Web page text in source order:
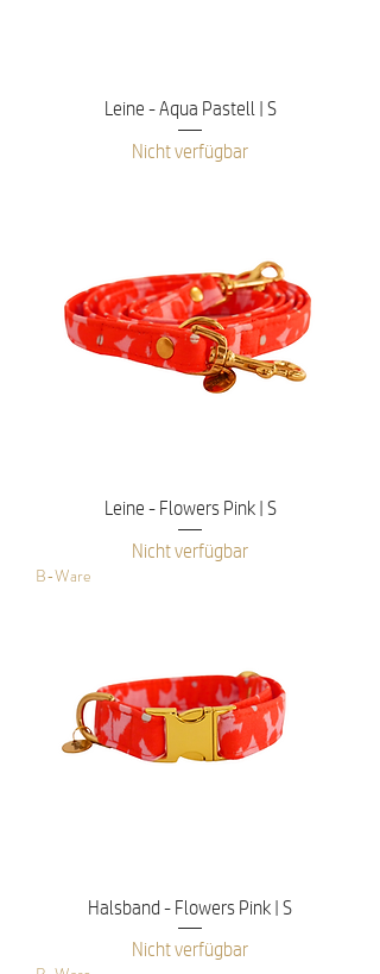
Leine - Aqua Pastell | S
Nicht verfügbar
Leine - Flowers Pink | S
Nicht verfügbar
B-Ware
Halsband - Flowers Pink | S
Nicht verfügbar